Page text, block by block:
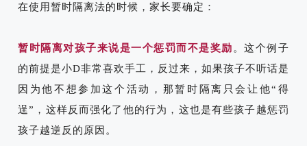
在使用暂时隔离法的时候，家长要确定：
暂时隔离对孩子来说是一个惩罚而不是奖励 。这个例子
的前提是小D非常喜欢手工，反过来，如果孩子不听话是
因为他不想参加这个活动，那暂时隔离只会让他“得
逞”，这样反而强化了他的行为，这也是有些孩子越惩罚
孩子越逆反的原因。